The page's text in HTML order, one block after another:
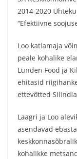
2014-2020
“Efektiivne
Loo katlamaja
peale kohalike
Lunden Food ja
ehitasid
ettevõtted
Laagri ja Loo
asendavad
kohalikke